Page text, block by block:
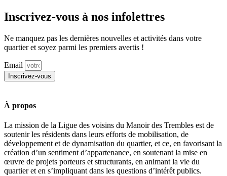
Inscrivez-vous à nos infolettres
Ne manquez pas les dernières nouvelles et activités dans votre
quartier et soyez parmi les premiers avertis !
Email
Inscrivez-vous
À propos
La mission de la Ligue des voisins du Manoir des Trembles est de
soutenir les résidents dans leurs efforts de mobilisation, de
développement et de dynamisation du quartier, et ce, en favorisant la
création d’un sentiment d’appartenance, en soutenant la mise en
œuvre de projets porteurs et structurants, en animant la vie du
quartier et en s’impliquant dans les questions d’intérêt publics.